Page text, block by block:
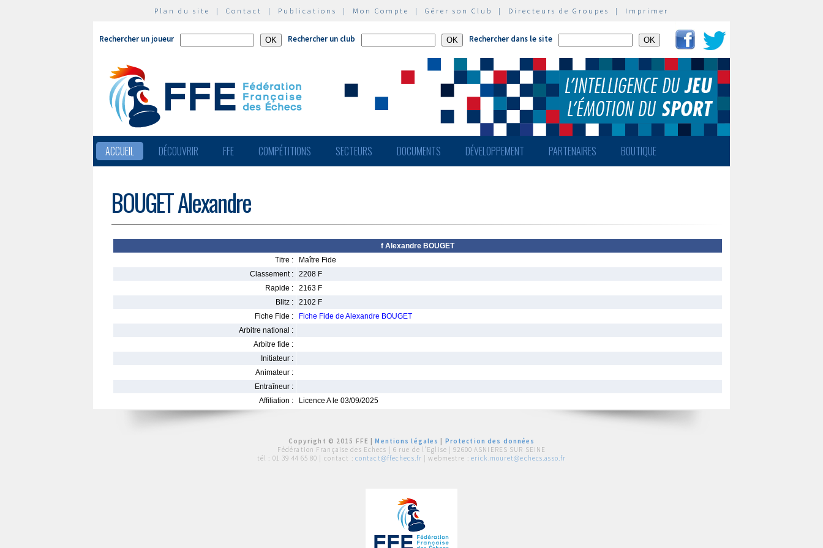
Plan du site | Contact | Publications | Mon Compte | Gérer son Club | Directeurs de Groupes | Imprimer
Rechercher un joueur Rechercher un club Rechercher dans le site
ACCUEIL DÉCOUVRIR FFE COMPÉTITIONS SECTEURS DOCUMENTS DÉVELOPPEMENT PARTENAIRES BOUTIQUE
BOUGET Alexandre
f Alexandre BOUGET
Titre :
Maître Fide
Classement :
2208 F
Rapide :
2163 F
Blitz :
2102 F
Fiche Fide :
Fiche Fide de Alexandre BOUGET
Arbitre national :
Arbitre fide :
Initiateur :
Animateur :
Entraîneur :
Affiliation :
Licence A le 03/09/2025
Copyright © 2015 FFE |Mentions légales
Protection des données
Fédération Française des Echecs | 6 rue de l'Eglise | 92600 ASNIERES SUR SEINE
tél : 01 39 44 65 80 | contact : contact@ffechecs.fr | webmestre : erick.mouret@echecs.asso.fr